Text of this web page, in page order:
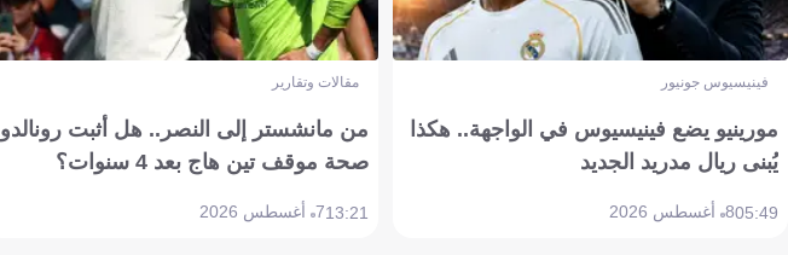
فينيسيوس جونيور
مورينيو يضع فينيسيوس في الواجهة.. هكذا
يُبنى ريال مدريد الجديد
05:498 أغسطس 2026
مقالات وتقارير
من مانشستر إلى النصر.. هل أثبت رونالدو
صحة موقف تين هاج بعد 4 سنوات؟
13:217 أغسطس 2026